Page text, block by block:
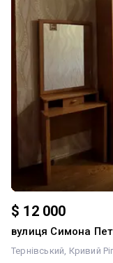
$ 12 000
вулиця Симона
Тернівський Кривий Ріг